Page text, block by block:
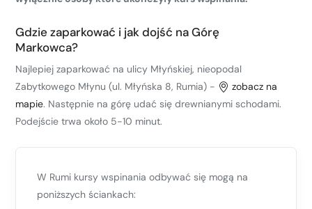
Gdzie zaparkować i jak dojść na Górę
Markowca?
Najlepiej zaparkować na ulicy Młyńskiej, nieopodal
Zabytkowego Młynu (ul. Młyńska 8, Rumia) -
zobacz na
mapie. Następnie na górę udać się drewnianymi schodami.
Podejście trwa około 5-10 minut.
W Rumi kursy wspinania odbywać się mogą na
poniższych ściankach: